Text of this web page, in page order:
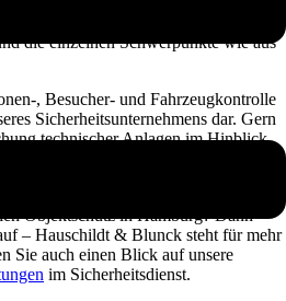
die einzelnen Schwerpunkte wie aus
, Besucher- und Fahrzeugkontrolle
Sicherheitsunternehmens dar. Gern
technischer Anlagen im Hinblick
im Bereich der Verwaltung eines
Objektschutz in Hamburg? Dann
– Hauschildt & Blunck steht für mehr
Sie auch einen Blick auf unsere
im Sicherheitsdienst.